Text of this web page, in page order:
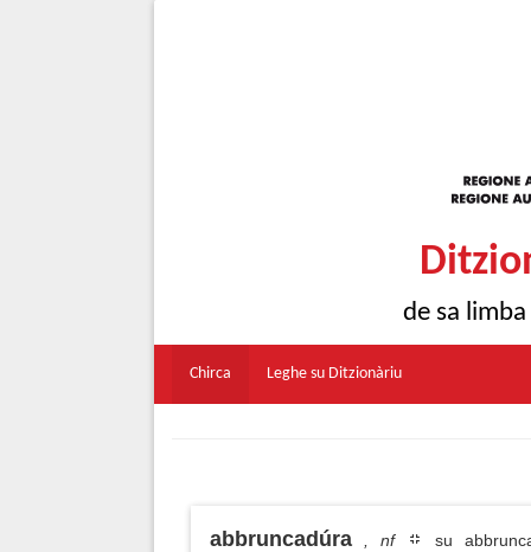
de sa
Chirca Leghe su Ditzionàriu
abbruncadúra , nf
su